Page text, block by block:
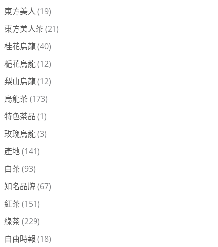
東方美人 (19)
東方美人茶 (21)
桂花烏龍(40)
梔花烏龍(12)
梨山烏龍(12)
烏龍茶 (173)
特色茶品 (1)
玫瑰烏龍(3)
產地(141)
白茶 (93)
知名品牌(67)
紅茶 (151)
綠茶 (229)
自由時報 (18)